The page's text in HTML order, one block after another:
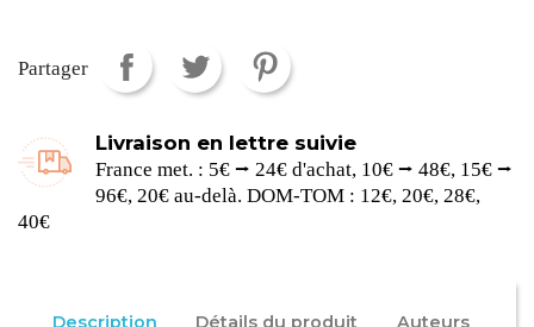
Partager
Livraison en lettre suivie
France met. : 5€ ⭢ 24€ d'achat, 10€ ⭢ 48€, 15€ ⭢
96€, 20€ au-delà. DOM-TOM : 12€, 20€, 28€,
40€